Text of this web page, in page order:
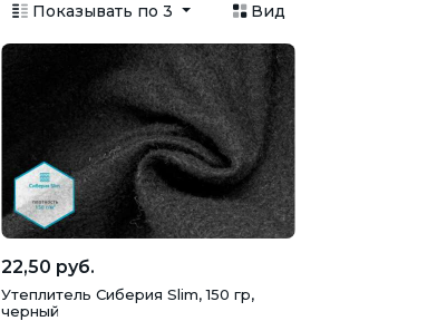
Показывать по 3 Вид
22,50 руб.
Утеплитель Сиберия Slim, 150 гр,
черный